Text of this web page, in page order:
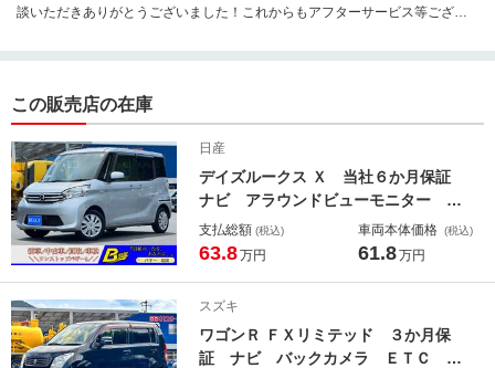
談いただきありがとうございました！これからもアフターサービス等ござい
この販売店の在庫
日産
デイズルークス Ｘ 当社６か月保証
ナビ アラウンドビューモニター Ｅ
ＴＣ スマートキー 電動格納ドアミ
ラー 両側スライド片側電動スライド
タートエンジン
支払総額 (税込)
63.8万円
車両本体価格 (税込)
61.8万円
スズキ
ワゴンＲ ＦＸリミテッド ３か月保
証 ナビ バックカメラ ＥＴＣ プ